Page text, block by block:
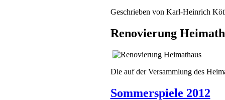
Geschrieben von Karl-Heinrich
Renovierung
Die auf der Versammlung des
Sommerspiele 2012